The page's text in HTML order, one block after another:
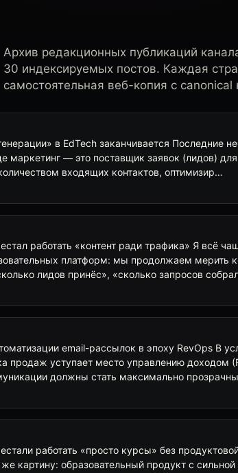
Архив редакционных публикаций
30 индексируемых постов. Каждая
самостоятельная веб-копия с canonical
в EdTech заканчивается Последние
маркетинг — это поставщик заявок (лидов)
входящих контактов, оптимизир…
работать «контент ради трафика» Я всё
платформ: мы продолжаем мерить
лидов принёс», «сколько запросов
email-рассылок в эпоху RevOps В
продаж уступает место управлению доходом
должны стать максимально
работать «просто курсы» без
картину: образовательный продукт с